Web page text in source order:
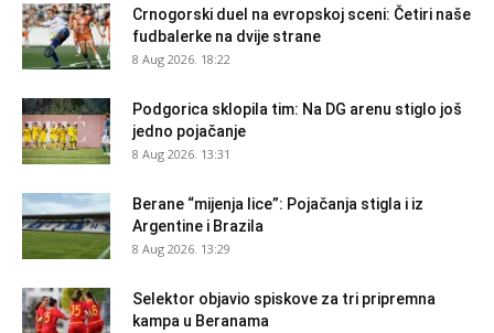
Crnogorski duel na evropskoj sceni: Četiri naše
fudbalerke na dvije strane
8 Aug 2026. 18:22
Podgorica sklopila tim: Na DG arenu stiglo još
jedno pojačanje
8 Aug 2026. 13:31
Berane “mijenja lice”: Pojačanja stigla i iz
Argentine i Brazila
8 Aug 2026. 13:29
Selektor objavio spiskove za tri pripremna
kampa u Beranama